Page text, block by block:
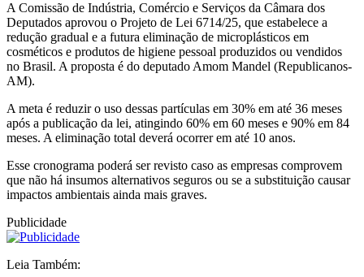
A Comissão de Indústria, Comércio e Serviços da Câmara dos
Deputados aprovou o Projeto de Lei 6714/25, que estabelece a
redução gradual e a futura eliminação de microplásticos em
cosméticos e produtos de higiene pessoal produzidos ou vendidos
no Brasil. A proposta é do deputado Amom Mandel (Republicanos-
AM).
A meta é reduzir o uso dessas partículas em 30% em até 36 meses
após a publicação da lei, atingindo 60% em 60 meses e 90% em 84
meses. A eliminação total deverá ocorrer em até 10 anos.
Esse cronograma poderá ser revisto caso as empresas comprovem
que não há insumos alternativos seguros ou se a substituição causar
impactos ambientais ainda mais graves.
Publicidade
Leia Também: